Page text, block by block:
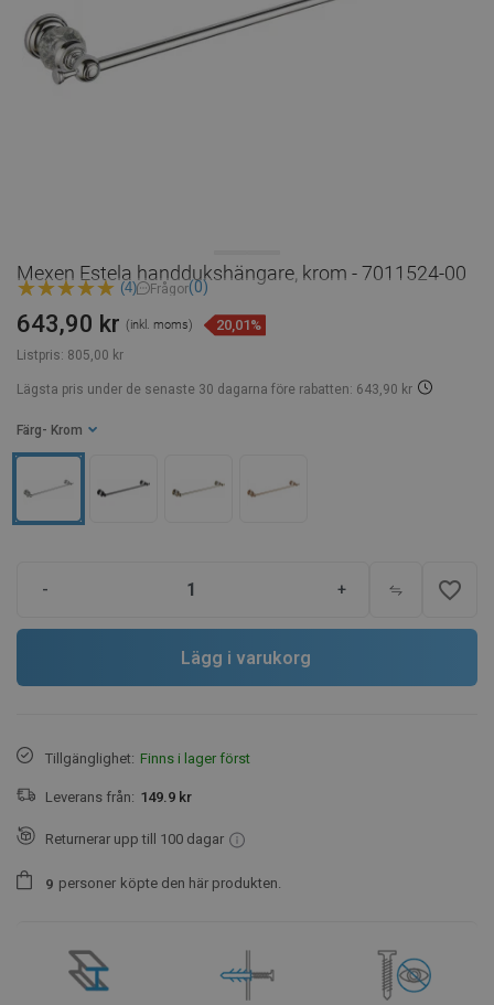
Mexen Estela handdukshängare, krom - 7011524-00
(4) Frågor(0)
Listpris: 805,00 kr
643,90 kr (inkl. moms) 20,01%
Lägsta pris under de senaste 30 dagarna före rabatten: 643,90 kr
Färg - Krom
- + favorite_border
Lägg i varukorg
Tillgänglighet: Finns i lager först
Leverans från: 149.9 kr
Returnerar upp till 100 dagar
9 personer köpte den här produkten.